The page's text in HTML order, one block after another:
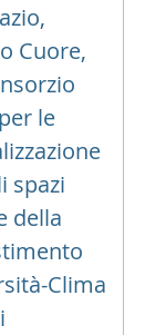
Cuore,
le
spazi
della
Clima